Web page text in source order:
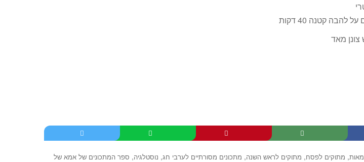
קטנה 40 דקות
צונן מאד
, מתוקים לפסח, מתוקים לראש השנה, מתכונים מסורתיים לערבי חג, נוסטלגיה, ספר המתכונים של אמא של